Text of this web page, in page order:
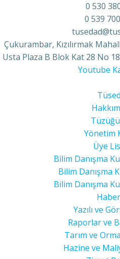
0 530
0 539
Çukurambar, Kızılırmak
Usta Plaza B Blok Kat 28 No
Youtube
Yönetim
Üye
Bilim Danışma
Bilim Danışma
Bilim Danışma
Yazılı ve
Raporlar ve
Tarım ve
Hazine ve